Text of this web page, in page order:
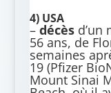
4) USA
–décèsd’un
56 ans, de
semaines
19 (Pfizer
Mount Sinai